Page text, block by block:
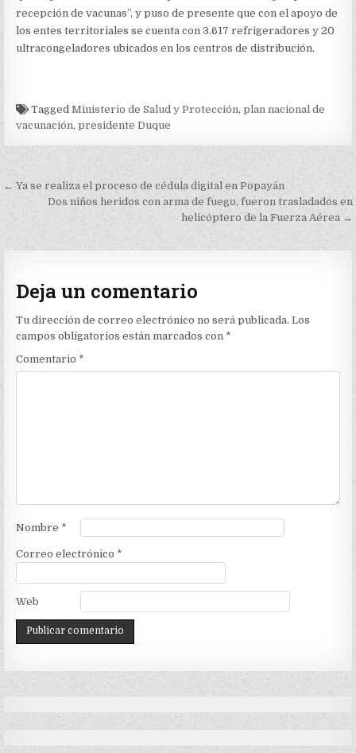
recepción de vacunas”, y puso de presente que con el apoyo de
los entes territoriales se cuenta con 3.617 refrigeradores y 20
ultracongeladores ubicados en los centros de distribución.
TaggedMinisterio de Salud y Protección,plan nacional de
vacunación,presidente Duque
Navegación
← Ya se realiza el proceso de cédula digital en Popayán
Dos niños heridos con arma de fuego, fueron trasladados en
helicóptero de la Fuerza Aérea →
Deja un comentario
Tu dirección de correo electrónico no será publicada. Los
campos obligatorios están marcados con *
Comentario *
Nombre *
Correo electrónico *
Web